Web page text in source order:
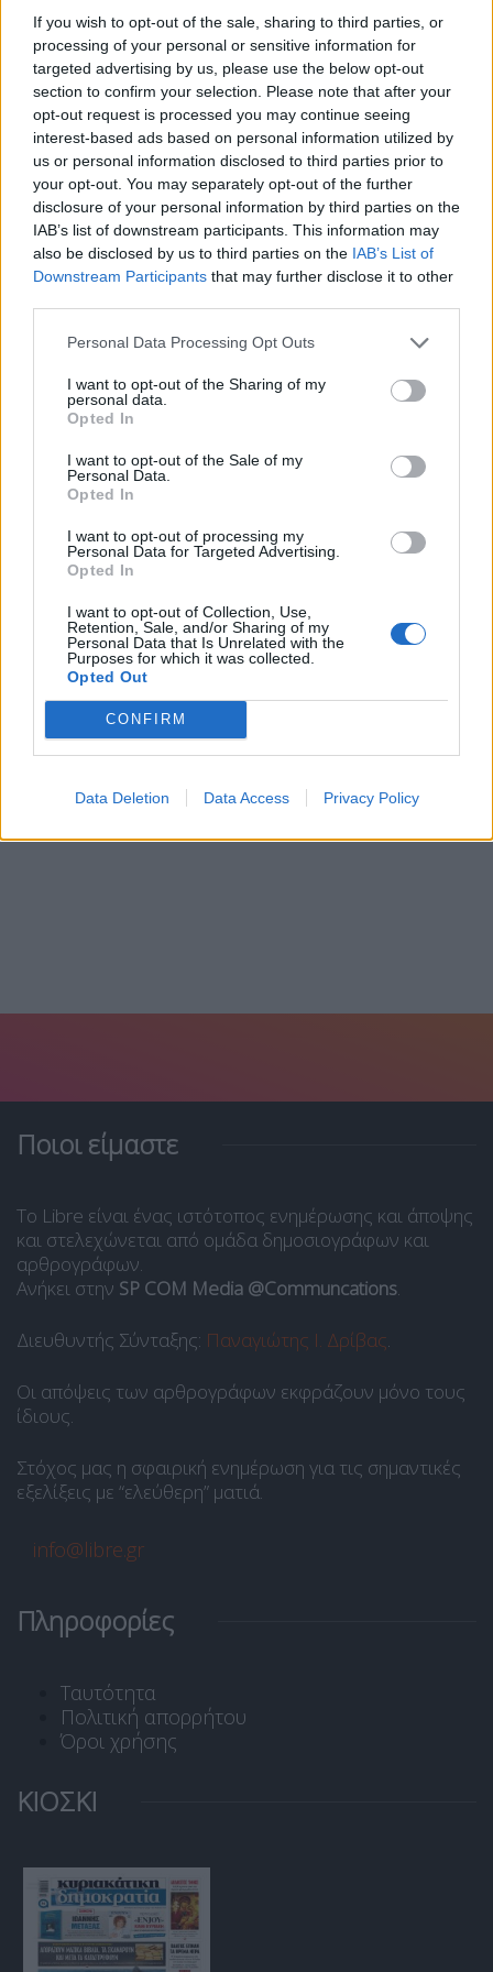
If you wish to opt-out of the sale, sharing to third parties, or
processing of your personal or sensitive information for
targeted advertising by us, please use the below opt-out
section to confirm your selection. Please note that after your
opt-out request is processed you may continue seeing
interest-based ads based on personal information utilized by
us or personal information disclosed to third parties prior to
your opt-out. You may separately opt-out of the further
disclosure of your personal information by third parties on the
IAB’s list of downstream participants. This information may
also be disclosed by us to third parties on the IAB’s List of
Downstream Participants that may further disclose it to other
Personal Data Processing Opt Outs
I want to opt-out of the Sharing of my
personal data.
Opted In
I want to opt-out of the Sale of my
Personal Data.
Opted In
I want to opt-out of processing my
Personal Data for Targeted Advertising.
Opted In
I want to opt-out of Collection, Use,
Retention, Sale, and/or Sharing of my
Personal Data that Is Unrelated with the
Purposes for which it was collected.
Opted Out
CONFIRM
Data Deletion Data Access Privacy Policy
και προχωρώντας στην απολύμανσή τους.
Ο βουλευτής Μαγνησίας της ΝΔ δήλωσε στο
Αθηναϊκό-Μακεδονικό Πρακτορείο Ειδήσεων ότι
βρίσκεται στην οικεία του, χαίρει άκρας υγείας,
εργάζεται από το σπίτι του διαδικτυακά,
ενημερώνεται για τις τρέχουσες σοβαρές εξελίξεις
και επικοινωνεί συνεχώς με τους συνεργάτες του.
Share on X
Email Copy Link
Σχετικά Άρθρα
Τουρισμός για Όλους: Ποια ΑΦΜ κάνουν σήμερα...
9 Αυγούστου, 2026
Ποιοι είμαστε
Το Libre είναι ένας ιστότοπος ενημέρωσης και άποψης
και στελεχώνεται από ομάδα δημοσιογράφων και
αρθρογράφων.
Ανήκει στην SP COM Media @Communcations.
Διευθυντής Σύνταξης: Παναγιώτης Ι. Δρίβας.
Οι απόψεις των αρθρογράφων εκφράζουν μόνο τους
ίδιους.
Στόχος μας η σφαιρική ενημέρωση για τις σημαντικές
εξελίξεις με “ελεύθερη” ματιά.
info@libre.gr
Πληροφορίες
Ταυτότητα
Πολιτική απορρήτου
Όροι χρήσης
ΚΙΟΣΚΙ